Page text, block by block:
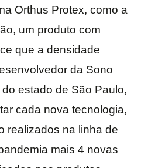
Orthus Protex, como a
um produto com
que a densidade
da Sono
estado de São Paulo,
cada nova tecnologia,
realizados na linha de
mais 4 novas